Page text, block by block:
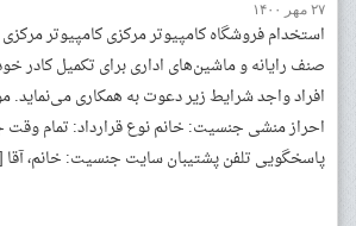
۲۷ مهر ۱۴۰۰
صنف رایانه و ماشین‌های اداری برای تکمیل کادر
افراد واجد شرایط زیر دعوت به همکاری
احراز منشی جنسیت: خانم نوع قرارداد: تمام
پاسخگویی تلفن پشتیبان سایت جنسیت: خانم،